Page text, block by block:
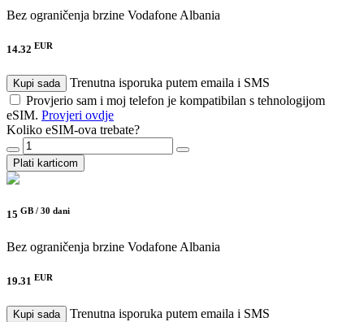
Bez ograničenja brzine Vodafone Albania
14.32 EUR
Kupi sada
Trenutna isporuka putem emaila i SMS
Provjerio sam i moj telefon je kompatibilan s tehnologijom
eSIM. Provjeri ovdje
Koliko eSIM-ova trebate?
Plati karticom
15 GB / 30 dani
Bez ograničenja brzine Vodafone Albania
19.31 EUR
Kupi sada
Trenutna isporuka putem emaila i SMS